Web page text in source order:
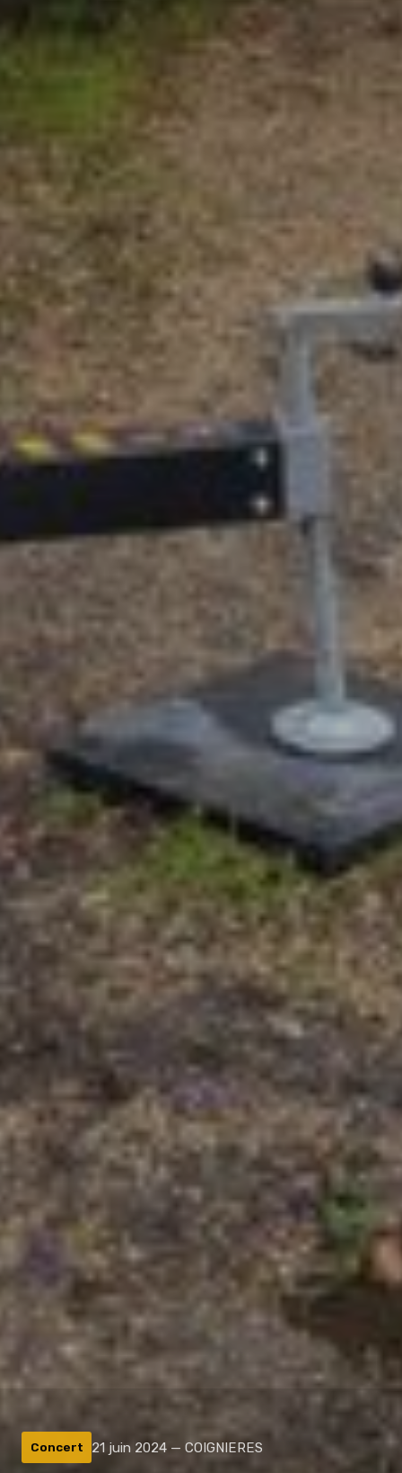
Concert 21 juin 2024 — COIGNIERES